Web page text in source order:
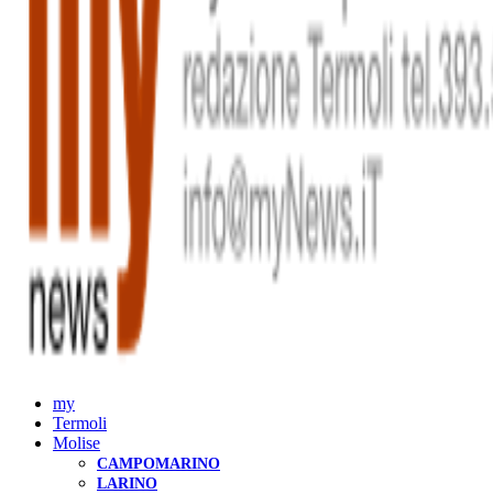
my
Termoli
Molise
CAMPOMARINO
LARINO